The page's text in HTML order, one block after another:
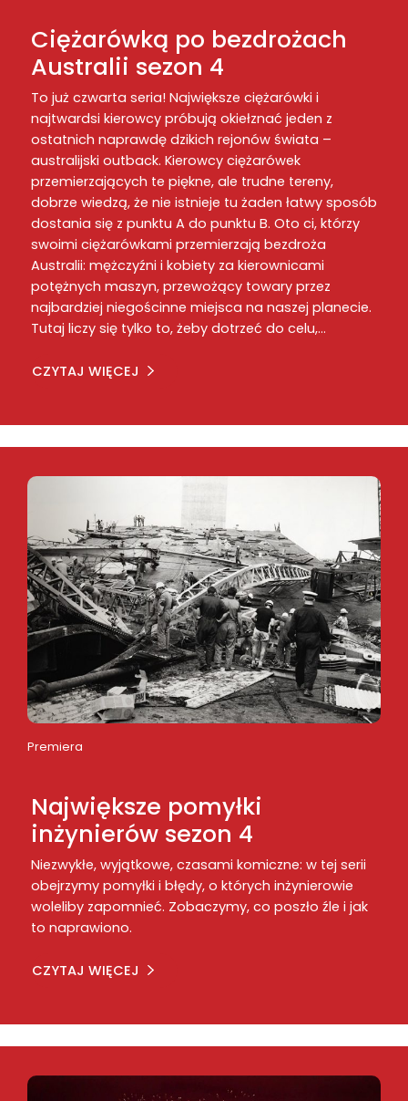
Ciężarówką po bezdrożach
Australii sezon 4
To już czwarta seria! Największe ciężarówki i
najtwardsi kierowcy próbują okiełznać jeden z
ostatnich naprawdę dzikich rejonów świata –
australijski outback. Kierowcy ciężarówek
przemierzających te piękne, ale trudne tereny,
dobrze wiedzą, że nie istnieje tu żaden łatwy sposób
dostania się z punktu A do punktu B. Oto ci, którzy
swoimi ciężarówkami przemierzają bezdroża
Australii: mężczyźni i kobiety za kierownicami
potężnych maszyn, przewożący towary przez
najbardziej niegościnne miejsca na naszej planecie.
Tutaj liczy się tylko to, żeby dotrzeć do celu,…
CZYTAJ WIĘCEJ
Premiera
Największe pomyłki
inżynierów sezon 4
Niezwykłe, wyjątkowe, czasami komiczne: w tej serii
obejrzymy pomyłki i błędy, o których inżynierowie
woleliby zapomnieć. Zobaczymy, co poszło źle i jak
to naprawiono.
CZYTAJ WIĘCEJ